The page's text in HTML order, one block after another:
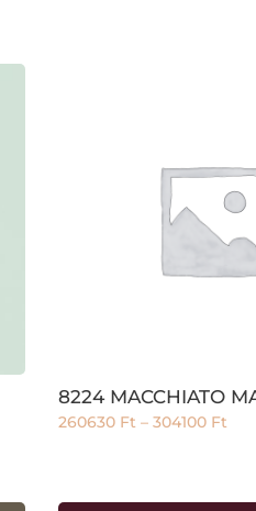
8224 MACCHIATO
260630 Ft – 304100 Ft